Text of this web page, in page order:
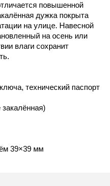
повышенной
дужка покрыта
на улице. Навесной
на осень или
влаги сохранит
технический паспорт
39×39 мм